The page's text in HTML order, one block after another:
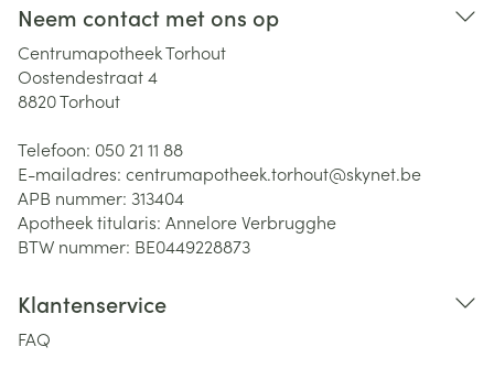
Neem contact met ons op
Centrumapotheek Torhout
Oostendestraat 4
8820Torhout
Telefoon: 050 21 11 88
E-mailadres: centrumapotheek.torhout@skynet.be
APB nummer: 313404
Apotheek titularis: Annelore Verbrugghe
BTW nummer: BE0449228873
Klantenservice
FAQ